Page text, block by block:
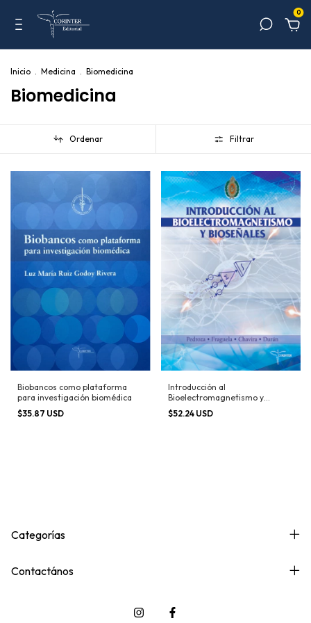
0
Inicio . Medicina . Biomedicina
Biomedicina
Ordenar Filtrar
Biobancos como plataforma
para investigación biomédica
$35.87 USD
Introducción al
Bioelectromagnetismo y
Bioseñales
$52.24 USD
Categorías
Contactános